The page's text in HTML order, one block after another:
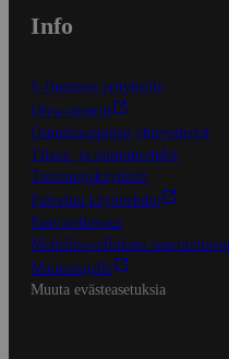
Info
S-Business yrityksille
Oiva-raportit
Osuuskauppojen yhteystiedot
Tilaus- ja toimitusehdot
Tietosuojakäytäntö
Palvelun käyttöehdot
Saavutettavuus
Mobiilisovelluksen
Mainostajalle
Muuta evästeasetuksia